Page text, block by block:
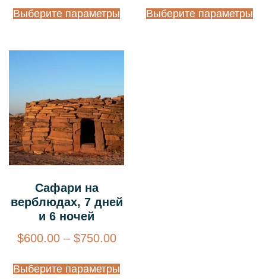
Выберите параметры Выберите параметры
Сафари на
верблюдах, 7 дней
и 6 ночей
$600.00 – $750.00
Выберите параметры